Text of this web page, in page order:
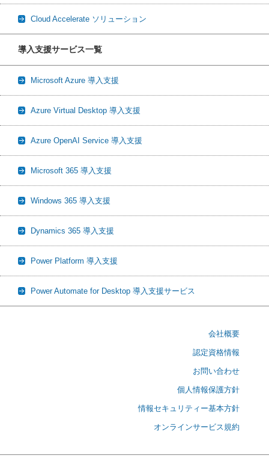
Cloud Accelerate ソリューション
導入支援サービス一覧
Microsoft Azure 導入支援
Azure Virtual Desktop 導入支援
Azure OpenAI Service 導入支援
Microsoft 365 導入支援
Windows 365 導入支援
Dynamics 365 導入支援
Power Platform 導入支援
Power Automate for Desktop 導入支援サービス
会社概要
認定資格情報
お問い合わせ
個人情報保護方針
情報セキュリティー基本方針
オンラインサービス規約